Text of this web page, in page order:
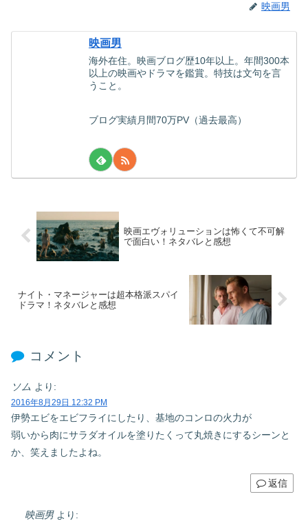
映画男
映画男
海外在住。映画ブログ歴10年以上。年間300本
以上の映画やドラマを鑑賞。特技は文句を言
うこと。
ブログ実績月間70万PV（過去最高）
映画エヴォリューションは怖くて不可解
で面白い！ネタバレと感想
ナイト・マネージャーは超本格派スパイ
ドラマ！ネタバレと感想
コメント
ソム より:
2016年8月29日 12:32 PM
伊勢エビをエビフライにしたり、基地のコンロの火力が
弱いから肉にサラダオイルを塗りたくって丸焼きにするシーンと
か、笑えましたよね。
返信
映画男 より: